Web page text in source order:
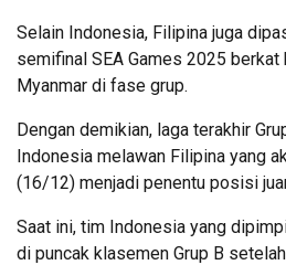
Selain Indonesia, Filipina juga
semifinal SEA Games 2025 berkat
Myanmar di fase grup.
Dengan demikian, laga terakhir
Indonesia melawan Filipina yang
(16/12) menjadi penentu posisi
Saat ini, tim Indonesia yang
di puncak klasemen Grup B